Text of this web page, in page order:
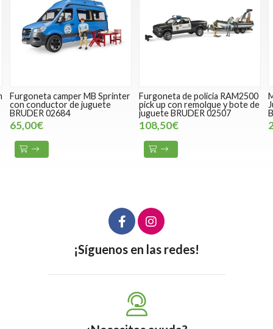
MB Sprinter
juguete
Furgoneta de policia RAM2500
pick up con remolque y bote de
juguete BRUDER 02507
Minipala
Juguete SHAEFF-
BRUDER 02432
¡Síguenos en las redes!